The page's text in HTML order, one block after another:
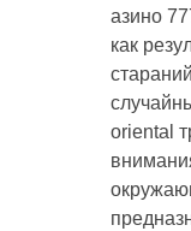
азино
как
oriental